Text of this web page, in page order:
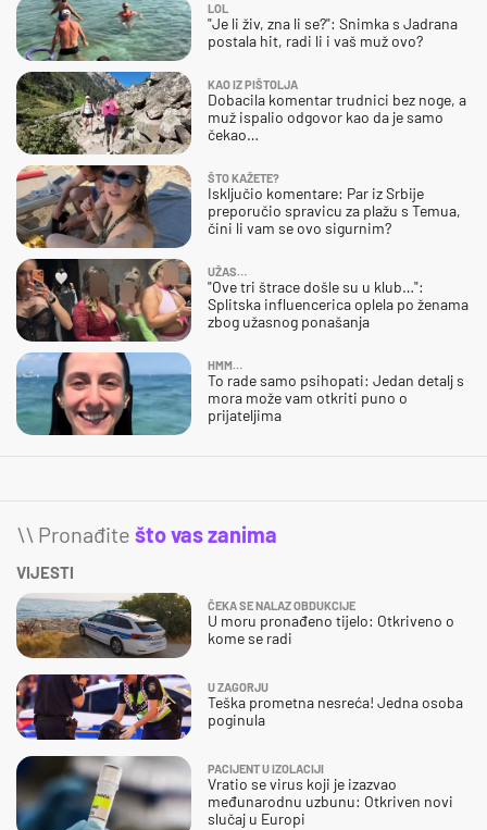
LOL
"Je li živ, zna li se?": Snimka s Jadrana
postala hit, radi li i vaš muž ovo?
KAO IZ PIŠTOLJA
Dobacila komentar trudnici bez noge, a
muž ispalio odgovor kao da je samo
čekao…
ŠTO KAŽETE?
Isključio komentare: Par iz Srbije
preporučio spravicu za plažu s Temua,
čini li vam se ovo sigurnim?
UŽAS…
"Ove tri štrace došle su u klub…":
Splitska influencerica oplela po ženama
zbog užasnog ponašanja
HMM…
To rade samo psihopati: Jedan detalj s
mora može vam otkriti puno o
prijateljima
\\ Pronađite što vas zanima
VIJESTI
ČEKA SE NALAZ OBDUKCIJE
U moru pronađeno tijelo: Otkriveno o
kome se radi
U ZAGORJU
Teška prometna nesreća! Jedna osoba
poginula
PACIJENT U IZOLACIJI
Vratio se virus koji je izazvao
međunarodnu uzbunu: Otkriven novi
slučaj u Europi